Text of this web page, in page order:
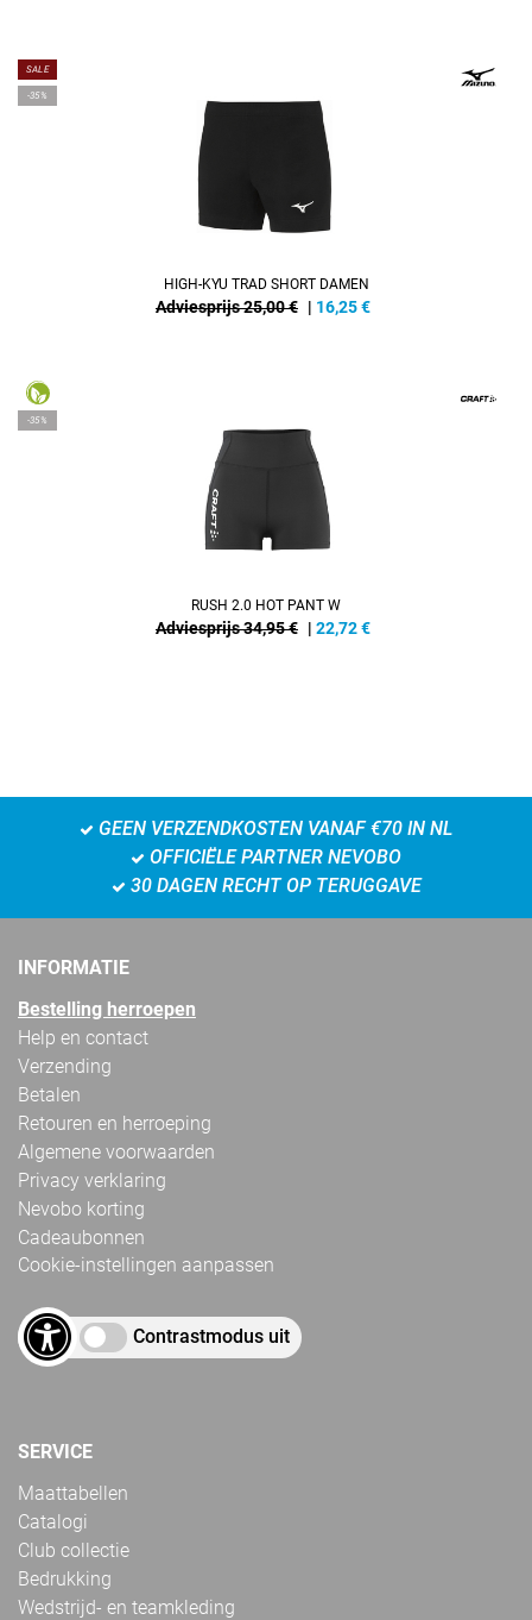
SALE
-35%
HIGH-KYU TRAD SHORT DAMEN
Adviesprijs 25,00 € | 16,25€
-35%
RUSH 2.0 HOT PANT W
Adviesprijs 34,95 € | 22,72€
GEEN VERZENDKOSTEN VANAF €70 IN NL
OFFICIËLE PARTNER NEVOBO
30 DAGEN RECHT OP TERUGGAVE
INFORMATIE
Bestelling herroepen
Help en contact
Verzending
Betalen
Retouren en herroeping
Algemene voorwaarden
Privacy verklaring
Nevobo korting
Cadeaubonnen
Cookie-instellingen aanpassen
Contrastmodus uit
SERVICE
Maattabellen
Catalogi
Club collectie
Bedrukking
Wedstrijd- en teamkleding